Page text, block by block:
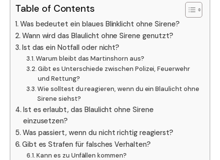
Table of Contents
Was bedeutet ein blaues Blinklicht ohne Sirene?
Wann wird das Blaulicht ohne Sirene genutzt?
Ist das ein Notfall oder nicht?
Warum bleibt das Martinshorn aus?
Gibt es Unterschiede zwischen Polizei, Feuerwehr
und Rettung?
Wie solltest du reagieren, wenn du ein Blaulicht ohne
Sirene siehst?
Ist es erlaubt, das Blaulicht ohne Sirene
einzusetzen?
Was passiert, wenn du nicht richtig reagierst?
Gibt es Strafen für falsches Verhalten?
Kann es zu Unfällen kommen?